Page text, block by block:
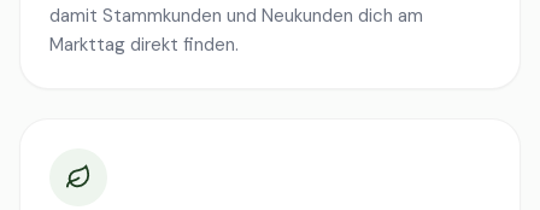
damit Stammkunden und Neukunden dich am
Markttag direkt finden.